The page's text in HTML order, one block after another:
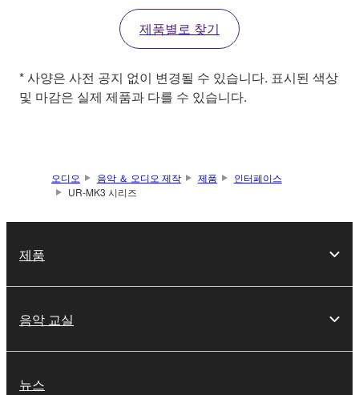
제품별로 찾기
* 사양은 사전 공지 없이 변경될 수 있습니다. 표시된 색상
및 마감은 실제 제품과 다를 수 있습니다.
오디오 음악 ＆ 오디오 제작 제품
인터페이스
UR-MK3 시리즈
제품
음악 교실
뉴스